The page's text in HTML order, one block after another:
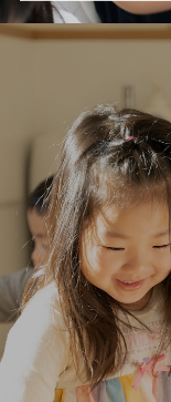
園からのお知らせ
「すくすく子育て
各園のブログ
2026.08.06 赤し
5 【そら組】誕生会
一覧を見る